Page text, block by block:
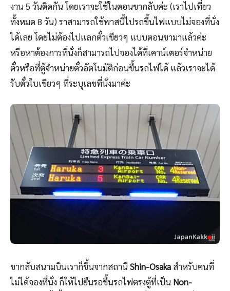
งาน 5 วันติดกัน โดยเราจะใช้ในตอนขากลับค่ะ (เราไปเที่ยว
ทั้งหมด 8 วัน) ราสามารถใช้พาสนี้ไปรถขึ้นไฟแบบไม่จองที่นั่ง
ได้เลย โดยไม่ต้องไปแลกตั๋วเขียวๆ แบบตอนขามาแล้วค่ะ
หรือหาต้องการที่นั่งก็สามารถไปจองได้ที่เคาน์เตอร์จำหน่าย
ตั๋วหรือที่ตู้จำหน่ายตั๋วอัตโนมัติก่อนขึ้นรถไฟได้ แล้วเราจะได้
รับตั๋วใบเขียวๆ ที่ระบุเลขที่นั่งมาค่ะ
ขากลับสนามบินเราก็ขึ้นจากสถานีShin-Osaka สำหรับคนที่
ไม่ได้จองที่นั่ง ก็ให้ไปยืนรอขึ้นรถไฟตรงตู้ที่เป็น Non-